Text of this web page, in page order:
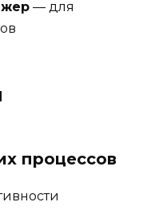
— для
процессов